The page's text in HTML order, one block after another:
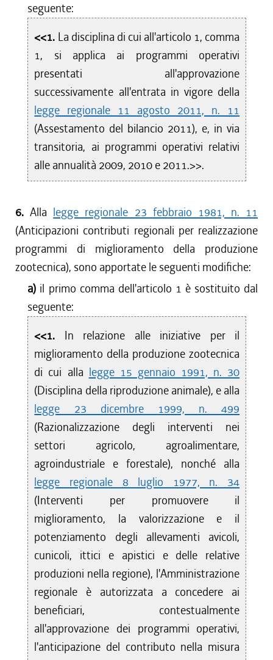
seguente:
<<1. La disciplina di cui all'articolo 1, comma
1, si applica ai programmi operativi
presentati all'approvazione
successivamente all'entrata in vigore della
legge regionale 11 agosto 2011, n. 11
(Assestamento del bilancio 2011), e, in via
transitoria, ai programmi operativi relativi
alle annualità 2009, 2010 e 2011.>>.
6.Alla legge regionale 23 febbraio 1981, n. 11
(Anticipazioni contributi regionali per realizzazione
programmi di miglioramento della produzione
zootecnica), sono apportate le seguenti modifiche:
a) il primo comma dell'articolo 1 è sostituito dal
seguente:
<<1. In relazione alle iniziative per il
miglioramento della produzione zootecnica
di cui alla legge 15 gennaio 1991, n. 30
(Disciplina della riproduzione animale), e alla
legge 23 dicembre 1999, n. 499
(Razionalizzazione degli interventi nei
settori agricolo, agroalimentare,
agroindustriale e forestale), nonché alla
legge regionale 8 luglio 1977, n. 34
(Interventi per promuovere il
miglioramento, la valorizzazione e il
potenziamento degli allevamenti avicoli,
cunicoli, ittici e apistici e delle relative
produzioni nella regione), l'Amministrazione
regionale è autorizzata a concedere ai
beneficiari, contestualmente
all'approvazione dei programmi operativi,
l'anticipazione del contributo nella misura